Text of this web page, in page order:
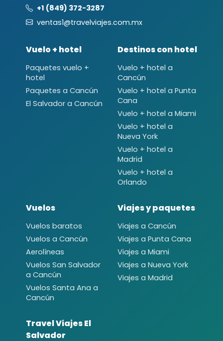
+1 (849) 372-3287
ventas1@travelviajes.com.mx
Vuelo + hotel
Paquetes vuelo +
hotel
Paquetes a Cancún
El Salvador a Cancún
Destinos con hotel
Vuelo + hotel a
Cancún
Vuelo + hotel a Punta
Cana
Vuelo + hotel a Miami
Vuelo + hotel a
Nueva York
Vuelo + hotel a
Madrid
Vuelo + hotel a
Orlando
Vuelos
Vuelos baratos
Vuelos a Cancún
Aerolíneas
Vuelos San Salvador
a Cancún
Vuelos Santa Ana a
Cancún
Viajes y paquetes
Viajes a Cancún
Viajes a Punta Cana
Viajes a Miami
Viajes a Nueva York
Viajes a Madrid
Travel Viajes El
Salvador